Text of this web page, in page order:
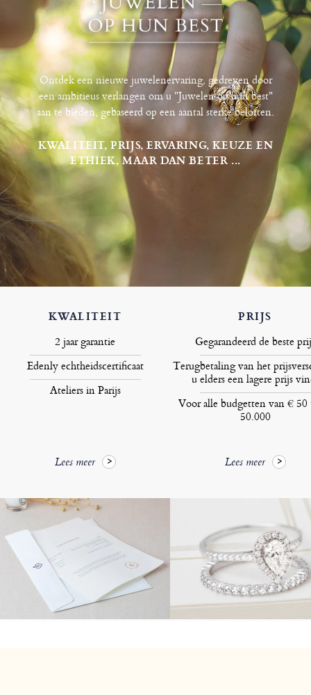
Ontdek een nieuwe juwelenervaring, gedreven door
een ambitieus verlangen om u "Juwelen op hun best"
aan te bieden, gebaseerd op een aantal sterke beloften.
KWALITEIT, PRIJS, ERVARING, KEUZE EN
ETHIEK, MAAR DAN BETER ...
KWALITEIT
2 jaar garantie
Edenly echtheidscertificaat
Ateliers in Parijs
Lees meer
PRIJS
Gegarandeerd de beste
Terugbetaling van het
u elders een lagere prijs
Voor alle budgetten van €
50.000
Lees meer